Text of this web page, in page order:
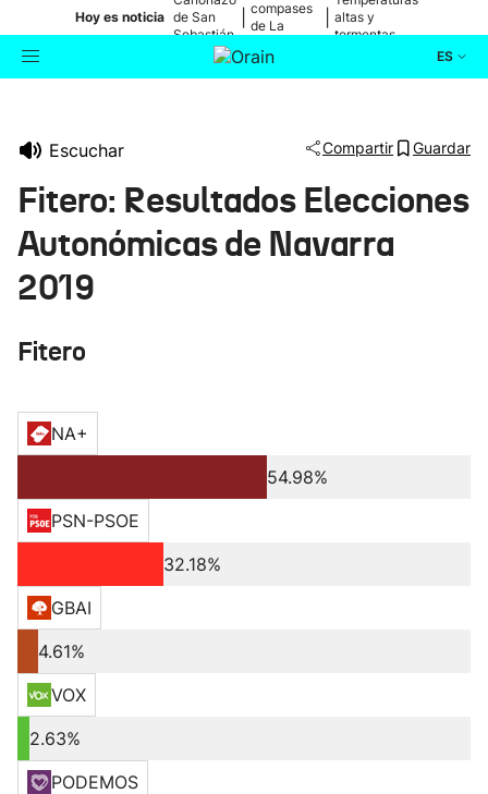
Hoy es noticia de San
Sebastián
compases
de La
altas y
tormentas
ES
Cultura
Escuchar Compartir Guardar
Fitero: Resultados Elecciones
Autonómicas de Navarra
2019
Fitero
NA+
54.98%
PSN-PSOE
32.18%
GBAI
4.61%
VOX
2.63%
PODEMOS